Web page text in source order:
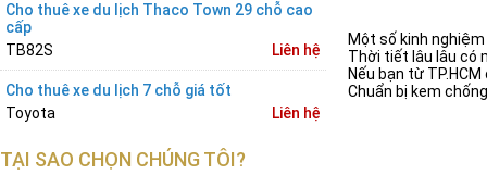
Cho thuê xe du lịch Thaco Town 29 chỗ cao
cấp
TB82S
Liên hệ
Cho thuê xe du lịch 7 chỗ giá tốt
Toyota
Liên hệ
TẠI SAO CHỌN CHÚNG TÔI?
Một số kinh
Thời tiết lâu lâu có
Nếu bạn từ
Chuẩn bị kem